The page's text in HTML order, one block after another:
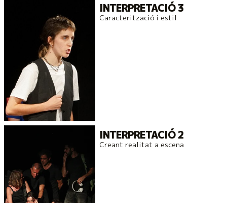
INTERPRETACIÓ 3
Caracterització i estil
INTERPRETACIÓ 2
Creant realitat a escena